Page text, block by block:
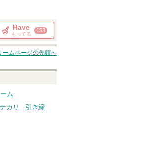
Have
もってる
153
ームページの先頭へ
ム
カリ
引き締